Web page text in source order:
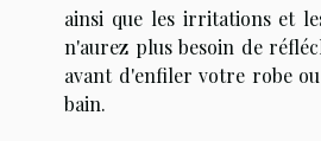
ainsi que les irritations et
n'aurez plus besoin de
avant d'enfiler votre robe
bain.